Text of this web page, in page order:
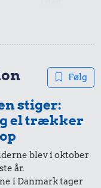
= 151,-
i dag
= 76,-
= 30,-
Følg
stiger:
el trækker
blev i oktober
år.
i Danmark tager